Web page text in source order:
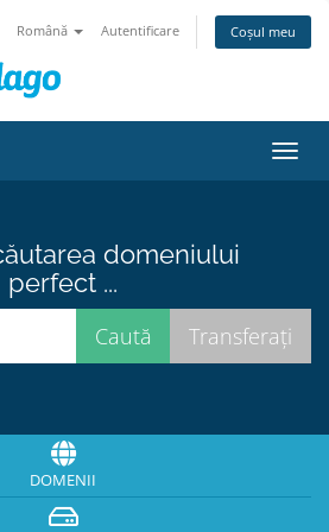
Română Autentificare Coșul meu
domeniului
perfect ...
DOMENII